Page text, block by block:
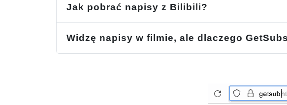
Jak pobrać napisy z Bilibili?
Widzę napisy w filmie, ale dlaczego